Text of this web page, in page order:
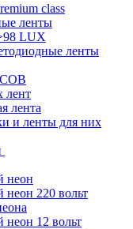
class
ленты
LUX
ленты
лент
лента
и ленты для них
неон
220 вольт
12 вольт